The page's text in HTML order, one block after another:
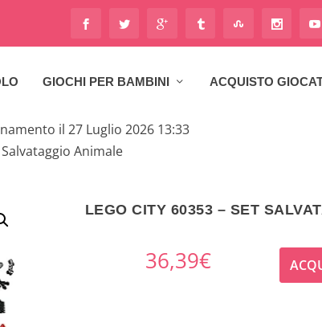
GIOCHI PER BAMBINI ACQUISTO
il 27 Luglio 2026 13:33
Animale
LEGO CITY 60353 – SET
36,39€